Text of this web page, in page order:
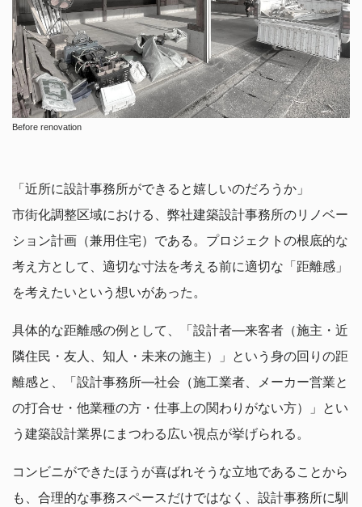
Before renovation
「近所に設計事務所ができると嬉しいのだろうか」
市街化調整区域における、弊社建築設計事務所のリノベー
ション計画（兼用住宅）である。プロジェクトの根底的な
考え方として、適切な寸法を考える前に適切な「距離感」
を考えたいという想いがあった。
具体的な距離感の例として、「設計者―来客者（施主・近
隣住民・友人、知人・未来の施主）」という身の回りの距
離感と、「設計事務所―社会（施工業者、メーカー営業と
の打合せ・他業種の方・仕事上の関わりがない方）」とい
う建築設計業界にまつわる広い視点が挙げられる。
コンビニができたほうが喜ばれそうな立地であることから
も、合理的な事務スペースだけではなく、設計事務所に馴